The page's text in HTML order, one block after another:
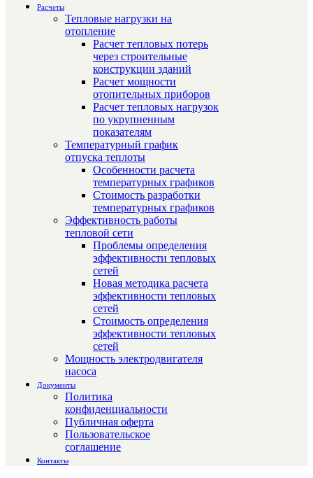
Расчеты
Тепловые нагрузки на
отопление
Расчет тепловых потерь
через строительные
конструкции зданий
Расчет мощности
отопительных приборов
Расчет тепловых нагрузок
по укрупненным
показателям
Температурный график
отпуска теплоты
Особенности расчета
температурных графиков
Стоимость разработки
температурных графиков
Эффективность работы
тепловой сети
Проблемы определения
эффективности тепловых
сетей
Новая методика расчета
эффективности тепловых
сетей
Стоимость определения
эффективности тепловых
сетей
Мощность электродвигателя
насоса
Документы
Политика
конфиденциальности
Публичная оферта
Пользовательское
соглашение
Контакты